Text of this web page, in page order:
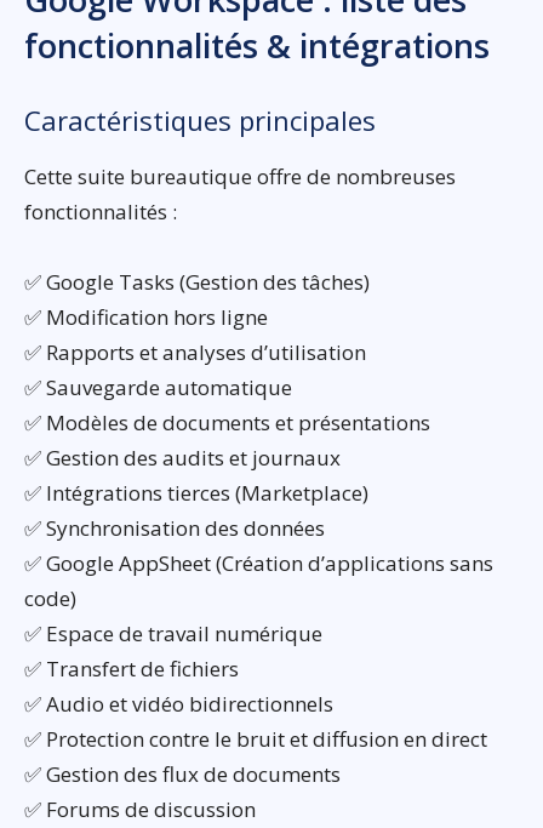
fonctionnalités & intégrations
Caractéristiques principales
Cette suite bureautique offre de nombreuses
fonctionnalités :
✅ Google Tasks (Gestion des tâches)
✅ Modification hors ligne
✅ Rapports et analyses d’utilisation
✅ Sauvegarde automatique
✅ Modèles de documents et présentations
✅ Gestion des audits et journaux
✅ Intégrations tierces (Marketplace)
✅ Synchronisation des données
✅ Google AppSheet (Création d’applications sans
code)
✅ Espace de travail numérique
✅ Transfert de fichiers
✅ Audio et vidéo bidirectionnels
✅ Protection contre le bruit et diffusion en direct
✅ Gestion des flux de documents
✅ Forums de discussion